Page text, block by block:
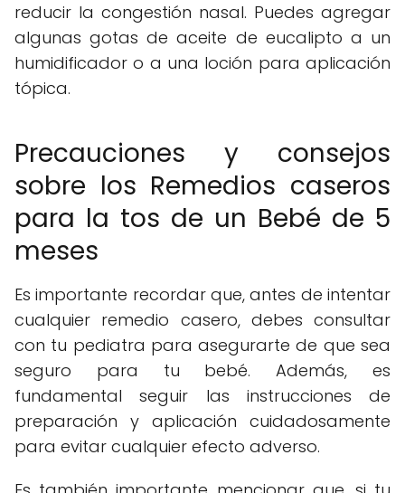
reducir la congestión nasal. Puedes agregar
algunas gotas de aceite de eucalipto a un
humidificador o a una loción para aplicación
tópica.
Precauciones y consejos
sobre los Remedios caseros
para la tos de un Bebé de 5
meses
Es importante recordar que, antes de intentar
cualquier remedio casero, debes consultar
con tu pediatra para asegurarte de que sea
seguro para tu bebé. Además, es
fundamental seguir las instrucciones de
preparación y aplicación cuidadosamente
para evitar cualquier efecto adverso.